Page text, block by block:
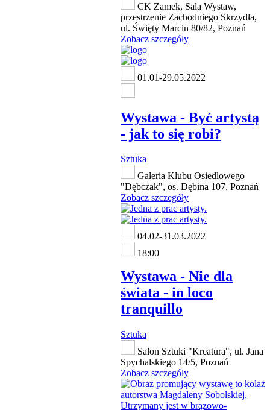
CK Zamek, Sala Wystaw,
przestrzenie Zachodniego Skrzydła,
ul. Święty Marcin 80/82, Poznań
Zobacz szczegóły
01.01-29.05.2022
Wystawa - Być artystą
- jak to się robi?
Sztuka
Galeria Klubu Osiedlowego
"Dębczak", os. Dębina 107, Poznań
Zobacz szczegóły
04.02-31.03.2022
18:00
Wystawa - Nie dla
świata - in loco
tranquillo
Sztuka
Salon Sztuki "Kreatura", ul. Jana
Spychalskiego 14/5, Poznań
Zobacz szczegóły